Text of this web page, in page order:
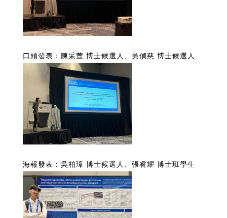
口頭發表： 陳采萱 博士候選人 、吳偵慈 博士候選人
海報發表： 吳柏璋 博士候選人、 張睿耀 博士班學生